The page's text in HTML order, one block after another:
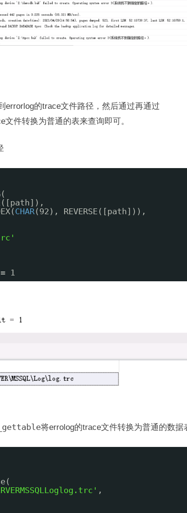
errorlog的trace文件路径，然后通过再通过
文件转换为普通的表来查询即可。
(
CHAR(92), REVERSE([path])),
1
将errolog的trace文件转换为普通的数据
,